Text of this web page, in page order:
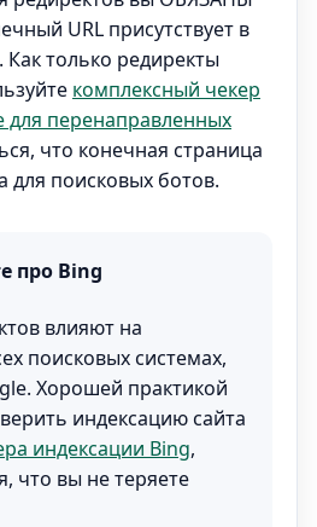
URL присутствует в
только редиректы
комплексный чекер
для перенаправленных
что конечная страница
для поисковых ботов.
про Bing
влияют на
поисковых системах,
Хорошей практикой
индексацию сайта
индексации Bing,
что вы не теряете